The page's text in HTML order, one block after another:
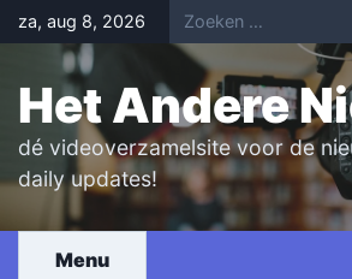
Skip
to
content
za, aug 8, 2026
Het Andere
dé videoverzamelsite voor de
daily updates!
Menu